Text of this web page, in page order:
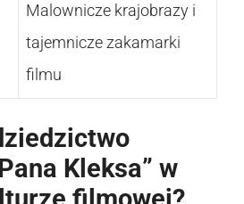
Malownicze krajobrazy i
tajemnicze zakamarki
filmu
Kleksa” w